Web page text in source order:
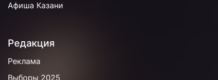
Афиша Казани
Редакция
Реклама
Выборы 2025